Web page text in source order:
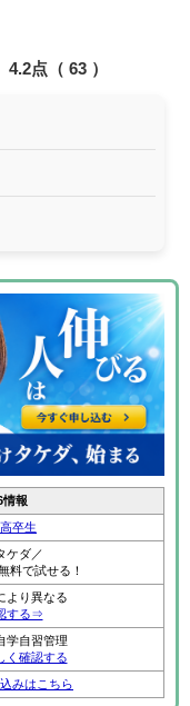
4.2点（ 63 ）
情報
卒生
ケダ／
料で試せる！
より異なる
する⇒
学自習管理
く確認する
みはこちら